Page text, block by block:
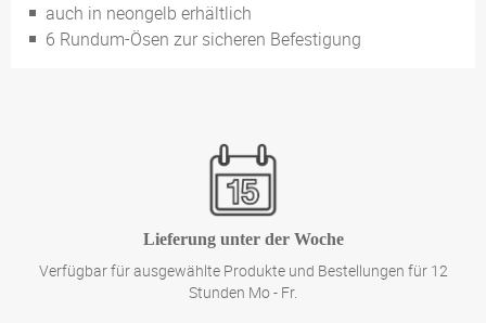
auch in neongelb erhältlich
6 Rundum-Ösen zur sicheren Befestigung
Lieferung unter der Woche
Verfügbar für ausgewählte Produkte und Bestellungen für 12
Stunden Mo - Fr.